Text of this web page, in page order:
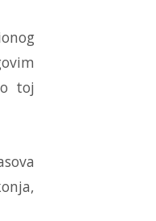
toj